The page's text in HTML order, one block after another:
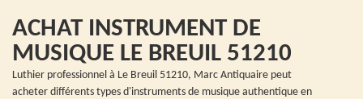
ACHAT INSTRUMENT DE
MUSIQUE LE BREUIL 51210
Luthier professionnel à Le Breuil 51210, Marc Antiquaire peut
acheter différents types d'instruments de musique authentique en